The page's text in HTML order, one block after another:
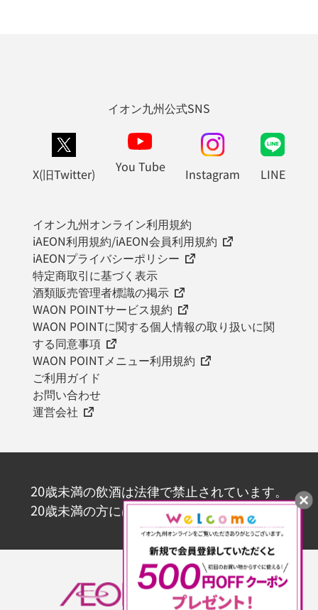
イオン九州公式SNS
X(旧Twitter) You Tube Instagram LINE
イオン九州オンライン利用規約
iAEON利用規約/iAEON会員利用規約
iAEONプライバシーポリシー
特定商取引に基づく表示
酒類販売管理者標識の掲示
WAON POINTサービス規約
WAON POINTに関する個人情報の取り扱いに関
する同意事項
WAON POINTメニュー利用規約
ご利用ガイド
お問い合わせ
運営会社
20歳未満の飲酒は法律で禁止されています。
20歳未満の方にはお酒を販売いたしません。